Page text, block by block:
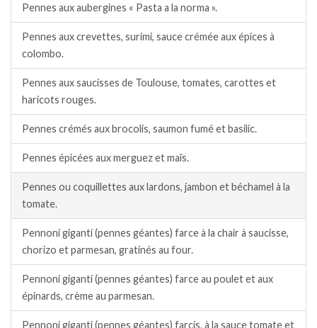
Pennes aux aubergines « Pasta a la norma ».
Pennes aux crevettes, surimi, sauce crémée aux épices à
colombo.
Pennes aux saucisses de Toulouse, tomates, carottes et
haricots rouges.
Pennes crémés aux brocolis, saumon fumé et basilic.
Pennes épicées aux merguez et maïs.
Pennes ou coquillettes aux lardons, jambon et béchamel à la
tomate.
Pennoni giganti (pennes géantes) farce à la chair à saucisse,
chorizo et parmesan, gratinés au four.
Pennoni giganti (pennes géantes) farce au poulet et aux
épinards, crème au parmesan.
Pennoni giganti (pennes géantes) farcis, à la sauce tomate et